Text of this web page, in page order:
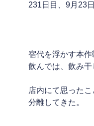
231日目、9月23日
宿代を浮かす本
飲んでは、飲み
店内にて思った
分離してきた。